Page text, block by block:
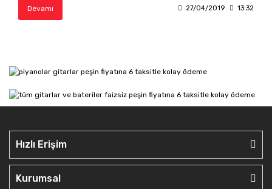
Devamı 27/04/2019 13:32
Hızlı Erişim
Kurumsal